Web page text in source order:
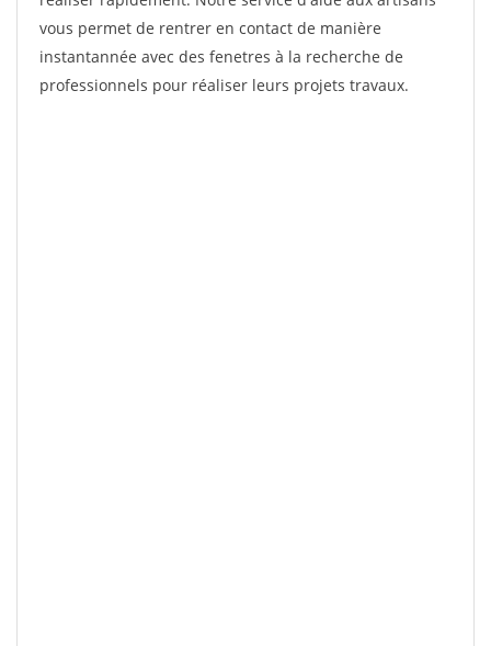
vous permet de rentrer en contact de manière
instantannée avec des fenetres à la recherche de
professionnels pour réaliser leurs projets travaux.